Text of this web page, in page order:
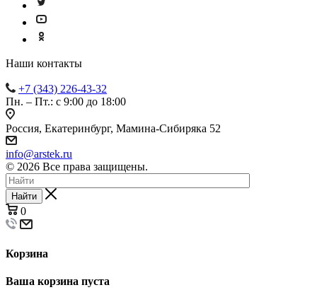
Наши контакты
+7 (343) 226-43-32
Пн. – Пт.: с 9:00 до 18:00
Россия, Екатеринбург, Мамина-Сибиряка 52
info@arstek.ru
© 2026 Все права защищены.
Найти
0
Корзина
Ваша корзина пуста